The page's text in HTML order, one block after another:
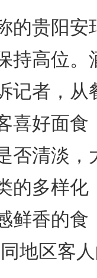
贵阳安
持高位。
记者，从
喜好面食
否清淡，
的多样化
鲜香的食
地区客